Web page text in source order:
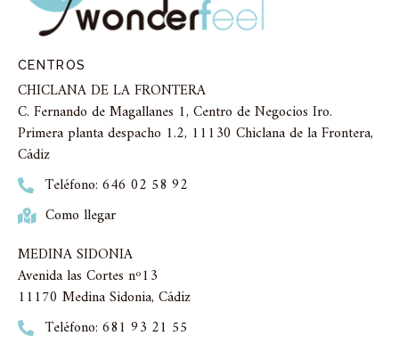
CENTROS
CHICLANA DE LA FRONTERA
C. Fernando de Magallanes 1, Centro de Negocios Iro.
Primera planta despacho 1.2, 11130 Chiclana de la Frontera,
Cádiz
Teléfono: 646 02 58 92
Como llegar
MEDINA SIDONIA
Avenida las Cortes nº13
11170 Medina Sidonia, Cádiz
Teléfono: 681 93 21 55